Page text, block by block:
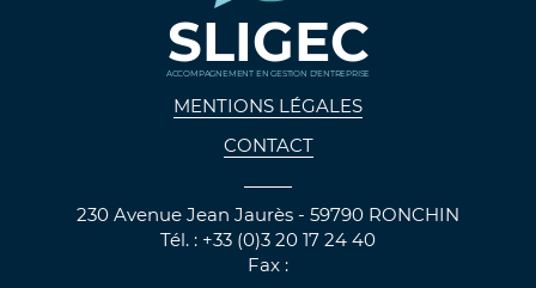
SLIGEC
ACCOMPAGNEMENT EN GESTION D'ENTREPRISE
MENTIONS LÉGALES
CONTACT
230 Avenue Jean Jaurès - 59790 RONCHIN
Tél. : +33 (0)3 20 17 24 40
Fax :